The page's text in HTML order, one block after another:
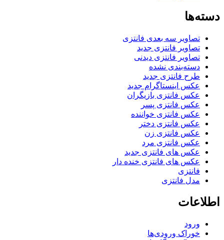
دسته‌ها
تصاویر سه بعدی فانتزی
تصاویر فانتزی جدید
تصاویر فانتزی دیدنی
دسته‌بندی نشده
طرح فانتزی جدید
عکس اینستاگرام جدید
عکس فانتزی بازیگران
عکس فانتزی پسر
عکس فانتزی خواننده
عکس فانتزی دختر
عکس فانتزی زن
عکس فانتزی مرد
عکس های فانتزی جدید
عکس های فانتزی خنده دار
فانتزی
مدل فانتزی
اطلاعات
ورود
خوراک ورودی‌ها